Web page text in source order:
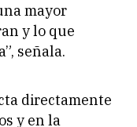
mayor
y lo que
señala.
directamente
y en la